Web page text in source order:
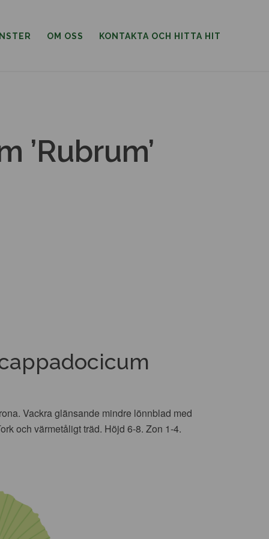
OM OSS KONTAKTA OCH HITTA HIT
’Rubrum’
Vackra glänsande mindre lönnblad med
och värmetåligt träd. Höjd 6-8. Zon 1-4.